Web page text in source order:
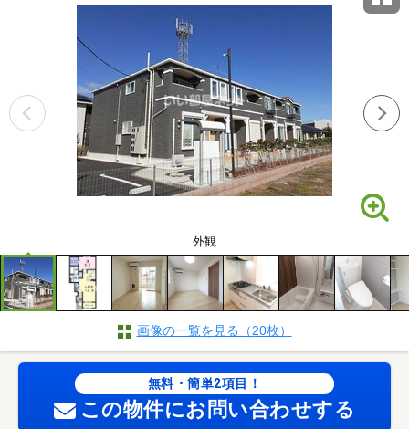
外観
画像の一覧を見る（20枚）
無料・簡単2項目！
この物件にお問い合わせする